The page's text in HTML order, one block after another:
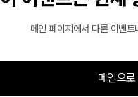
메인 페이지에서 다른 이벤
메인으